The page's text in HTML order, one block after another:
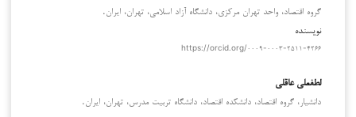
گروه اقتصاد، واحد تهران مرکزی، دانشگاه آزاد اسلامی، تهران، ایران.
نویسنده
https://orcid.org/۰۰۰۹-۰۰۰۳-۲۵۱۱-۴۲۶۶
لطفعلی عاقلی
دانشیار، گروه اقتصاد، دانشکده اقتصاد، دانشگاه تربیت مدرس، تهران، ایران.